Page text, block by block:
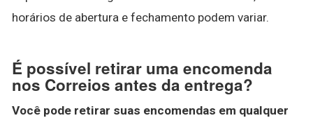
horários de abertura e fechamento podem variar.
É possível retirar uma encomenda
nos Correios antes da entrega?
Você pode retirar suas encomendas em qualquer